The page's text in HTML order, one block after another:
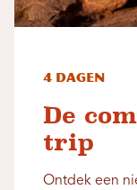
4 dagen
De
trip
Ontdek een